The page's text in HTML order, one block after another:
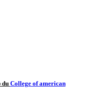
duCollege of american